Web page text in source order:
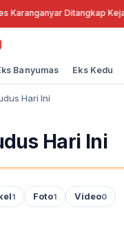
Ditangkap Kejari·
Banyumas Eks Kedu
Hari Ini
Hari Ini
1 Foto1 Video0